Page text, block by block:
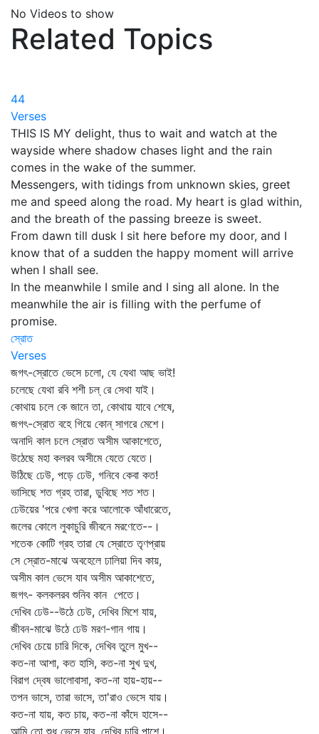
No Videos to show
Related Topics
44
Verses
THIS IS MY delight, thus to wait and watch at the
wayside where shadow chases light and the rain
comes in the wake of the summer.
Messengers, with tidings from unknown skies, greet
me and speed along the road. My heart is glad within,
and the breath of the passing breeze is sweet.
From dawn till dusk I sit here before my door, and I
know that of a sudden the happy moment will arrive
when I shall see.
In the meanwhile I smile and I sing all alone. In the
meanwhile the air is filling with the perfume of
promise.
স্রোত
Verses
জগৎ-স্রোতে ভেসে চলো, যে যেথা আছ ভাই!
চলেছে যেথা রবি শশী চল্‌ রে সেথা যাই।
কোথায় চলে কে জানে তা, কোথায় যাবে শেষে,
জগৎ-স্রোত বহে গিয়ে কোন্‌ সাগরে মেশে।
অনাদি কাল চলে স্রোত অসীম আকাশেতে,
উঠেছে মহা কলরব অসীমে যেতে যেতে।
উঠিছে ঢেউ, পড়ে ঢেউ, গনিবে কেবা কত!
ভাসিছে শত গ্রহ তারা, ডুবিছে শত শত।
ঢেউয়ের 'পরে খেলা করে আলোকে আঁধারেতে,
জলের কোলে লুকাচুরি জীবনে মরণেতে--।
শতেক কোটি গ্রহ তারা যে স্রোতে তৃণপ্রায়
সে স্রোত-মাঝে অবহেলে ঢালিয়া দিব কায়,
অসীম কাল ভেসে যাব অসীম আকাশেতে,
জগৎ- কলকলরব শুনিব কান পেতে।
দেখিব ঢেউ--উঠে ঢেউ, দেখিব মিশে যায়,
জীবন-মাঝে উঠে ঢেউ মরণ-গান গায়।
দেখিব চেয়ে চারি দিকে, দেখিব তুলে মুখ--
কত-না আশা, কত হাসি, কত-না সুখ দুখ,
বিরাগ দ্বেষ ভালোবাসা, কত-না হায়-হায়--
তপন ভাসে, তারা ভাসে, তা'রাও ভেসে যায়।
কত-না যায়, কত চায়, কত-না কাঁদে হাসে--
আমি তো শুধু ভেসে যাব, দেখিব চারি পাশে।